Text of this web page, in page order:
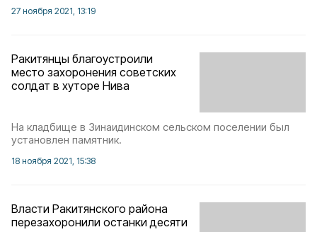
27 ноября 2021, 13:19
Ракитянцы благоустроили
место захоронения советских
солдат в хуторе Нива
На кладбище в Зинаидинском сельском поселении был
установлен памятник.
18 ноября 2021, 15:38
Власти Ракитянского района
перезахоронили останки десяти